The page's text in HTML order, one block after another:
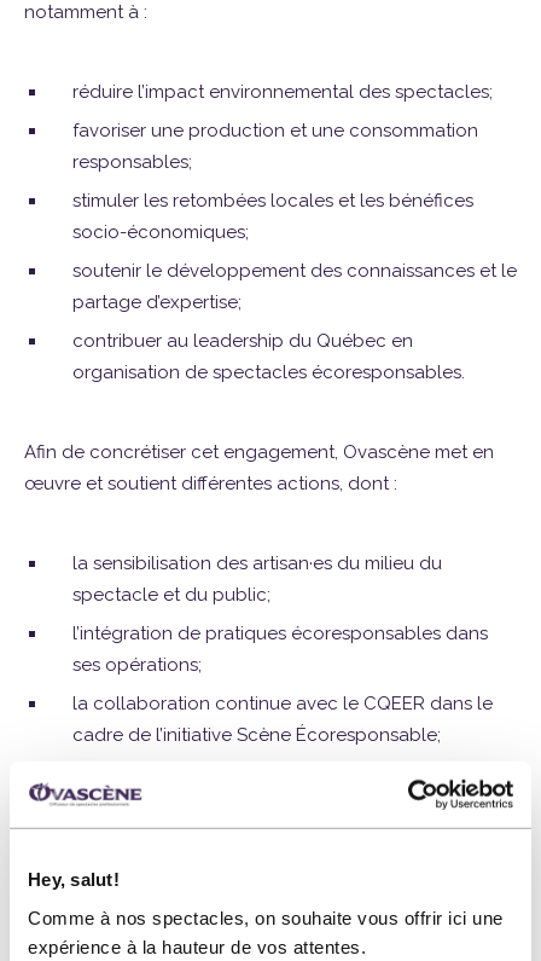
Hey, salut!
Comme à nos spectacles, on souhaite vous offrir ici une
expérience à la hauteur de vos attentes.
notamment à :
réduire l’impact environnemental des spectacles;
favoriser une production et une consommation
responsables;
stimuler les retombées locales et les bénéfices
socio-économiques;
soutenir le développement des connaissances et le
partage d’expertise;
contribuer au leadership du Québec en
organisation de spectacles écoresponsables.
Afin de concrétiser cet engagement, Ovascène met en
œuvre et soutient différentes actions, dont :
la sensibilisation des artisan·es du milieu du
spectacle et du public;
l’intégration de pratiques écoresponsables dans
ses opérations;
la collaboration continue avec le CQEER dans le
cadre de l’initiative Scène Écoresponsable;
le partage d’expérience avec d’autres lieux de
diffusion souhaitant entreprendre la démarche.
QUELQUES ACTIONS CONCRÈTES MISES EN PLACE AU
COURS DES DERNIÈRES ANNÉES :
élimination despailles en plastique